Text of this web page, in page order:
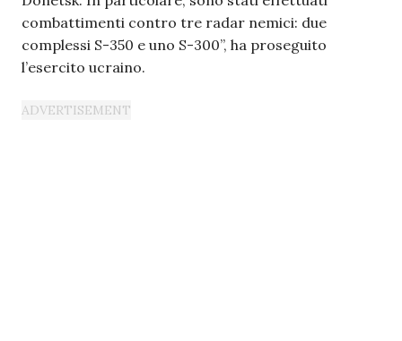
combattimenti contro tre radar nemici: due
complessi S-350 e uno S-300”, ha proseguito
l’esercito ucraino.